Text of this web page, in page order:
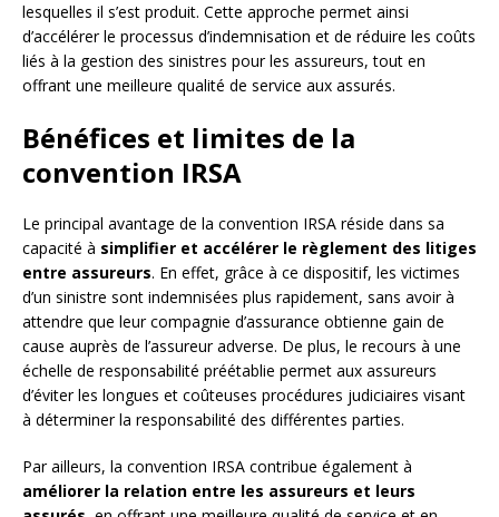
lesquelles il s’est produit. Cette approche permet ainsi
d’accélérer le processus d’indemnisation et de réduire les coûts
liés à la gestion des sinistres pour les assureurs, tout en
offrant une meilleure qualité de service aux assurés.
Bénéfices et limites de la
convention IRSA
Le principal avantage de la convention IRSA réside dans sa
capacité à simplifier et accélérer le règlement des litiges
entre assureurs. En effet, grâce à ce dispositif, les victimes
d’un sinistre sont indemnisées plus rapidement, sans avoir à
attendre que leur compagnie d’assurance obtienne gain de
cause auprès de l’assureur adverse. De plus, le recours à une
échelle de responsabilité préétablie permet aux assureurs
d’éviter les longues et coûteuses procédures judiciaires visant
à déterminer la responsabilité des différentes parties.
Par ailleurs, la convention IRSA contribue également à
améliorer la relation entre les assureurs et leurs